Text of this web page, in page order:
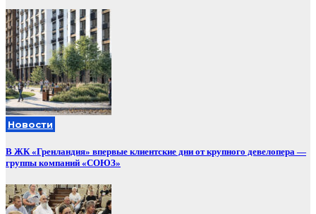
Новости
В ЖК «Гренландия» впервые клиентские дни от крупного девелопера —
группы компаний «СОЮЗ»